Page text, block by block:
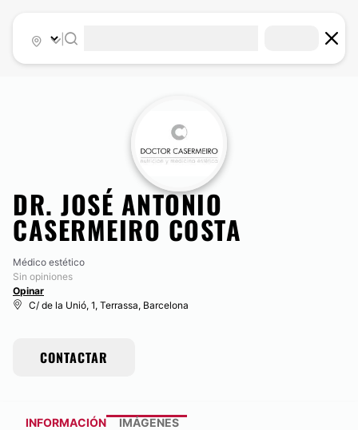
DR. JOSÉ ANTONIO
CASERMEIRO COSTA
Médico estético
Sin opiniones
Opinar
C/ de la Unió, 1, Terrassa, Barcelona
CONTACTAR
INFORMACIÓN IMÁGENES